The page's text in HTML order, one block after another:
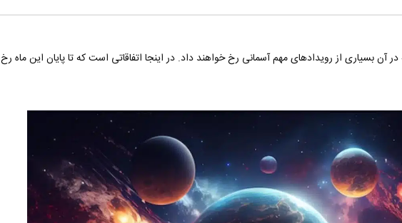
که در آن بسیاری از رویدادهای مهم آسمانی رخ خواهند داد. در اینجا اتفاقاتی است که تا پایان این ماه رخ